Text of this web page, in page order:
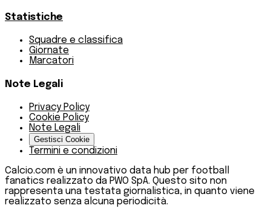
Statistiche
Squadre e classifica
Giornate
Marcatori
Note Legali
Privacy Policy
Cookie Policy
Note Legali
Gestisci Cookie
Termini e condizioni
Calcio.com è un innovativo data hub per football
fanatics realizzato da PWO SpA. Questo sito non
rappresenta una testata giornalistica, in quanto viene
realizzato senza alcuna periodicità.